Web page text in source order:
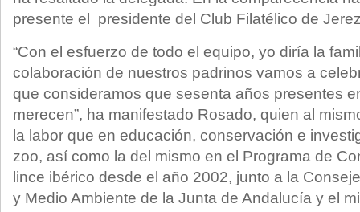
presente el presidente del Club Filatélico de
“Con el esfuerzo de todo el equipo, yo diría la
colaboración de nuestros padrinos vamos a
que consideramos que sesenta años presentes
merecen”, ha manifestado Rosado, quien al
la labor que en educación, conservación e
zoo, así como la del mismo en el Programa de
lince ibérico desde el año 2002, junto a la
y Medio Ambiente de la Junta de Andalucía y el